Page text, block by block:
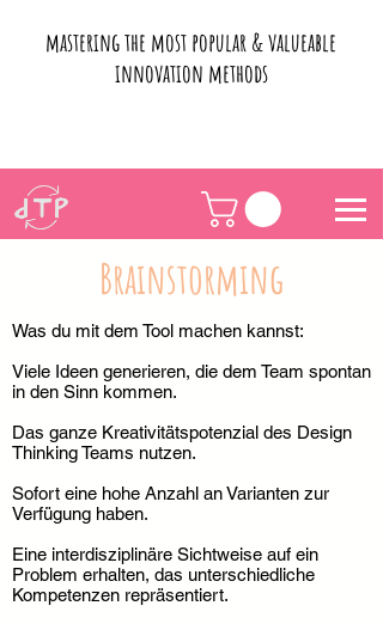
mastering the most popular & valueable
innovation methods
Brainstorming
Was du mit dem Tool machen kannst:
Viele Ideen generieren, die dem Team spontan
in den Sinn kommen.
Das ganze Kreativitätspotenzial des Design
Thinking Teams nutzen.
Sofort eine hohe Anzahl an Varianten zur
Verfügung haben.
Eine interdisziplinäre Sichtweise auf ein
Problem erhalten, das unterschiedliche
Kompetenzen repräsentiert.